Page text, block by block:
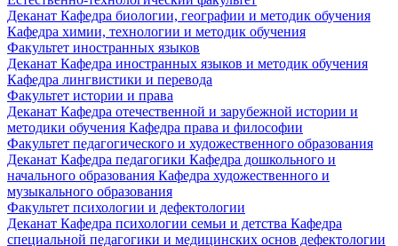
Деканат Кафедра биологии, географии и методик обучения
Кафедра химии, технологии и методик обучения
Факультет иностранных языков
Деканат Кафедра иностранных языков и методик обучения
Кафедра лингвистики и перевода
Факультет истории и права
Деканат Кафедра отечественной и зарубежной истории и
методики обучения Кафедра права и философии
Факультет педагогического и художественного образования
Деканат Кафедра педагогики Кафедра дошкольного и
начального образования Кафедра художественного и
музыкального образования
Факультет психологии и дефектологии
Деканат Кафедра психологии семьи и детства Кафедра
специальной педагогики и медицинских основ дефектологии